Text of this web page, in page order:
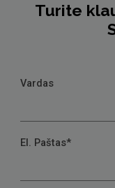
Turite
Vardas
El. Paštas*